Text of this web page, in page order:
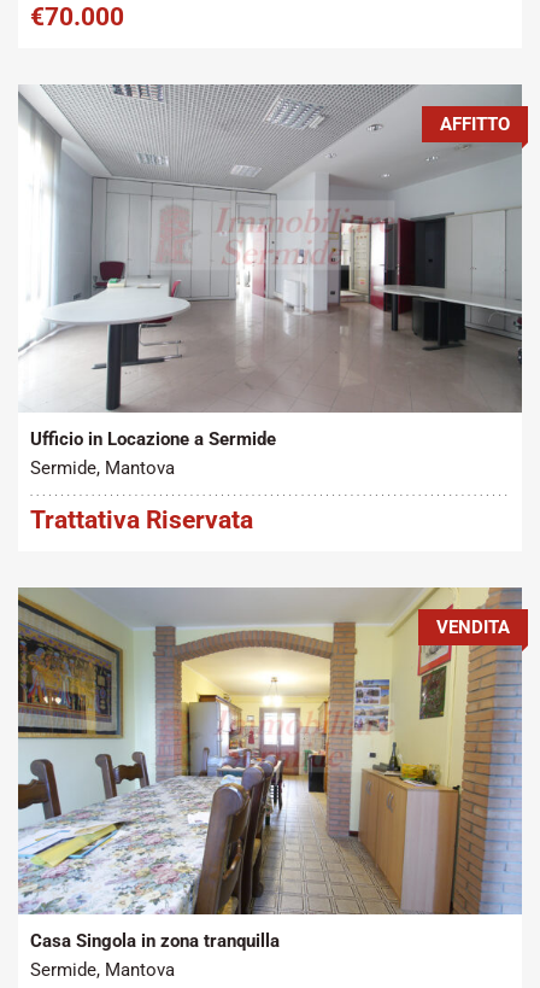
€70.000
Tipo contratto:
AFFITTO
Ufficio in Locazione a Sermide
Sermide, Mantova
Trattativa Riservata
Tipo contratto:
Vendita
Metratura Commerciale:
200 m2
VENDITA
Casa Singola in zona tranquilla
Sermide, Mantova